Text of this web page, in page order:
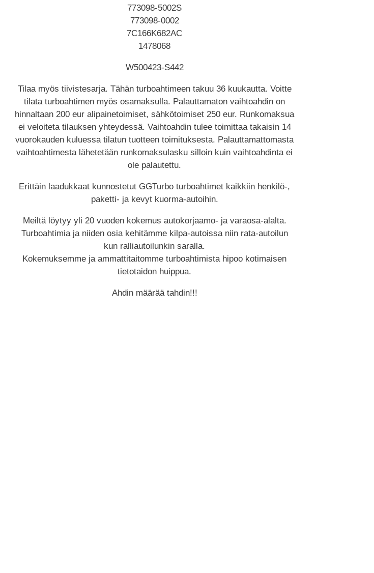
773098-5002S
773098-0002
7C166K682AC
1478068
W500423-S442
Tilaa myös tiivistesarja. Tähän turboahtimeen takuu 36 kuukautta. Voitte
tilata turboahtimen myös osamaksulla. Palauttamaton vaihtoahdin on
hinnaltaan 200 eur alipainetoimiset, sähkötoimiset 250 eur. Runkomaksua
ei veloiteta tilauksen yhteydessä. Vaihtoahdin tulee toimittaa takaisin 14
vuorokauden kuluessa tilatun tuotteen toimituksesta. Palauttamattomasta
vaihtoahtimesta lähetetään runkomaksulasku silloin kuin vaihtoahdinta ei
ole palautettu.
Erittäin laadukkaat kunnostetut GGTurbo turboahtimet kaikkiin henkilö-,
paketti- ja kevyt kuorma-autoihin.
Meiltä löytyy yli 20 vuoden kokemus autokorjaamo- ja varaosa-alalta.
Turboahtimia ja niiden osia kehitämme kilpa-autoissa niin rata-autoilun
kun ralliautoilunkin saralla.
Kokemuksemme ja ammattitaitomme turboahtimista hipoo kotimaisen
tietotaidon huippua.
Ahdin määrää tahdin!!!